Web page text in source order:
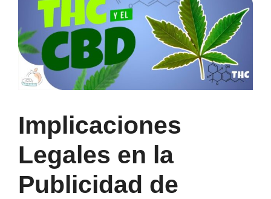
Implicaciones
Legales en la
Publicidad de